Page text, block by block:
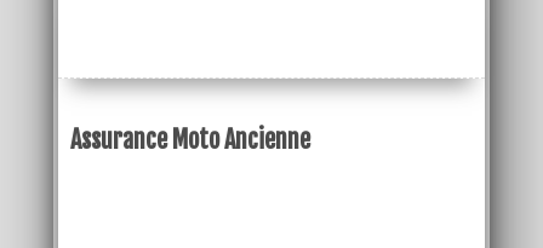
Assurance Moto Ancienne